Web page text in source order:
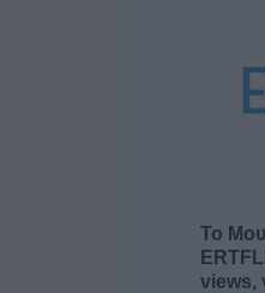
Το
views,